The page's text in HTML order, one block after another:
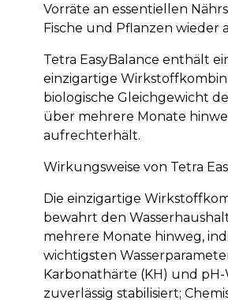
Vorräte an essentiellen
Fische und Pflanzen wieder
Tetra EasyBalance enthält
einzigartige
biologische Gleichgewicht
über mehrere Monate
aufrechterhält.
Wirkungsweise von Tetra
Die einzigartige
bewahrt den
mehrere Monate hinweg,
wichtigsten
Karbonathärte (KH) und pH-
zuverlässig stabilisiert;